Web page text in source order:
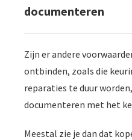
documenteren
Zijn er andere
ontbinden, zoals die
reparaties te duur
documenteren met het
Meestal zie je dan dat